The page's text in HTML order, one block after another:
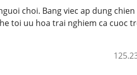
choi. Bang viec ap dung chien
toi uu hoa trai nghiem ca cuoc